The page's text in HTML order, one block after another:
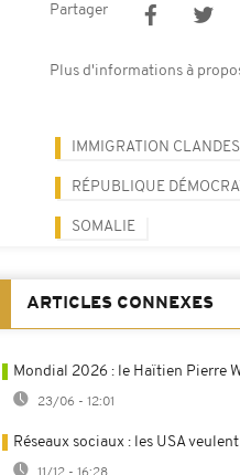
Partager
Plus d'informations à
IMMIGRATION
RÉPUBLIQUE
SOMALIE
ARTICLES CONNEXES
Mondial 2026 : le Haïtien Pierre
23/06 - 12:01
Réseaux sociaux : les USA